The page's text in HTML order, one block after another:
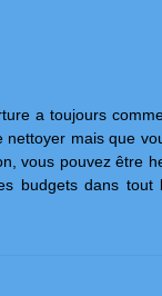
a toujours
mais que
vous pouvez être
budgets dans tout